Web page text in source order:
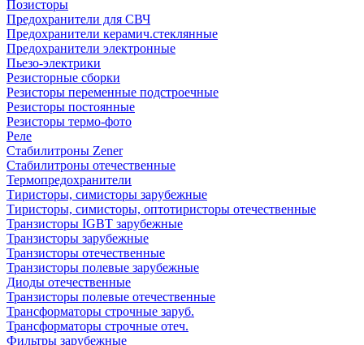
Позисторы
Предохранители для СВЧ
Предохранители керамич.стеклянные
Предохранители электронные
Пьезо-электрики
Резисторные сборки
Резисторы переменные подстроечные
Резисторы постоянные
Резисторы термо-фото
Реле
Стабилитроны Zener
Стабилитроны отечественные
Термопредохранители
Тиристоры, симисторы зарубежные
Тиристоры, симисторы, оптотиристоры отечественные
Транзисторы IGBT зарубежные
Транзисторы зарубежные
Транзисторы отечественные
Транзисторы полевые зарубежные
Диоды отечественные
Транзисторы полевые отечественные
Трансформаторы строчные заруб.
Трансформаторы строчные отеч.
Фильтры зарубежные